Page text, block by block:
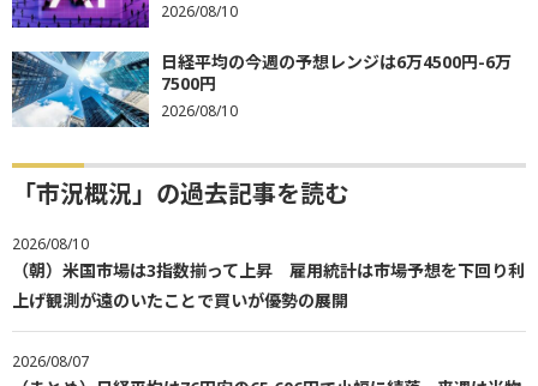
2026/08/10
日経平均の今週の予想レンジは6万4500円-6万
7500円
2026/08/10
「市況概況」の過去記事を読む
2026/08/10
（朝）米国市場は3指数揃って上昇 雇用統計は市場予想を下回り利
上げ観測が遠のいたことで買いが優勢の展開
2026/08/07